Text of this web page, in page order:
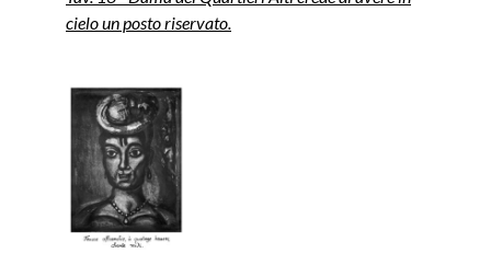
cielo un posto riservato.